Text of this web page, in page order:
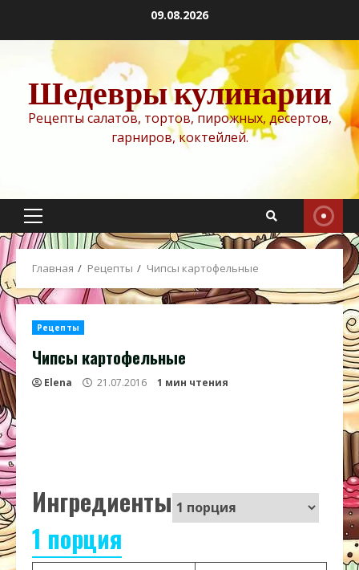
содержимому
09.08.2026
Шедевры кулинарии
Рецепты салатов, тортов, пирожных, десертов,
гарниров, коктейлей.
Основное
меню
Главная Рецепты Чипсы картофельные
Рецепты
Чипсы картофельные
Elena 21.07.2016 1 мин чтения
Ингредиенты
1 порция